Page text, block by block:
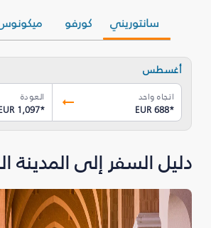
سانتوريني كورفو
أغسطس
اتجاه واحد
EUR 688*
العودة
1,097*
دليل السفر إلى المدينة